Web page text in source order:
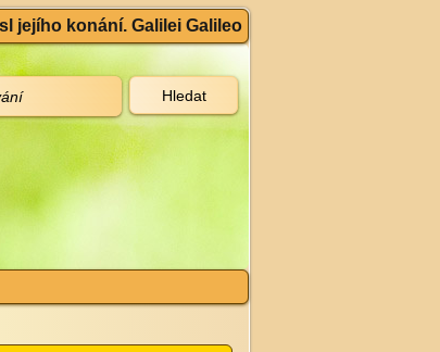
jejího konání. Galilei Galileo